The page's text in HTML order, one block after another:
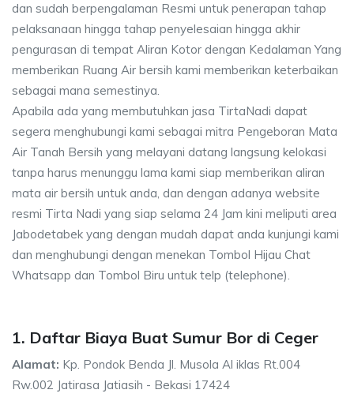
dan sudah berpengalaman Resmi untuk penerapan tahap
pelaksanaan hingga tahap penyelesaian hingga akhir
pengurasan di tempat Aliran Kotor dengan Kedalaman Yang
memberikan Ruang Air bersih kami memberikan keterbaikan
sebagai mana semestinya.
Apabila ada yang membutuhkan jasa TirtaNadi dapat
segera menghubungi kami sebagai mitra Pengeboran Mata
Air Tanah Bersih yang melayani datang langsung kelokasi
tanpa harus menunggu lama kami siap memberikan aliran
mata air bersih untuk anda, dan dengan adanya website
resmi Tirta Nadi yang siap selama 24 Jam kini meliputi area
Jabodetabek yang dengan mudah dapat anda kunjungi kami
dan menghubungi dengan menekan Tombol Hijau Chat
Whatsapp dan Tombol Biru untuk telp (telephone).
1. Daftar Biaya Buat Sumur Bor di Ceger
Alamat: Kp. Pondok Benda Jl. Musola Al iklas Rt.004
Rw.002 Jatirasa Jatiasih - Bekasi 17424